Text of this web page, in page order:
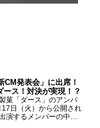
CM発表会」に出席！
ス！対決が実現！？
菓「ダース」のアンバ
日（火）から公開され
演するメンバーの中か